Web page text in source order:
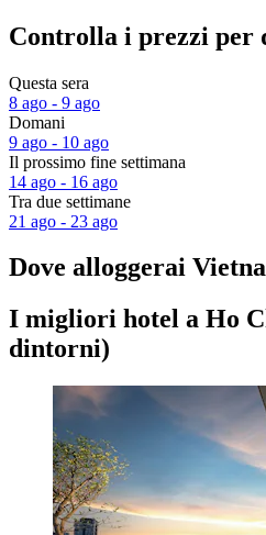
Controlla i prezzi per
Questa sera
8 ago - 9 ago
Domani
9 ago - 10 ago
Il prossimo fine settimana
14 ago - 16 ago
Tra due settimane
21 ago - 23 ago
Dove alloggerai
I migliori hotel a Ho
dintorni)